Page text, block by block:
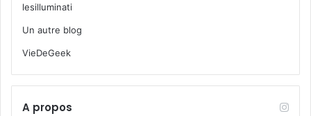
lesilluminati
Un autre blog
VieDeGeek
A propos